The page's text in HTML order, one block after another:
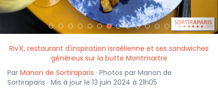
Riv'K, restaurant d'inspiration israélienne et ses sandwiches
généreux sur la butte Montmartre
Par Manon de Sortiraparis · Photos par Manon de
Sortiraparis · Mis à jour le 13 juin 2024 à 21h05